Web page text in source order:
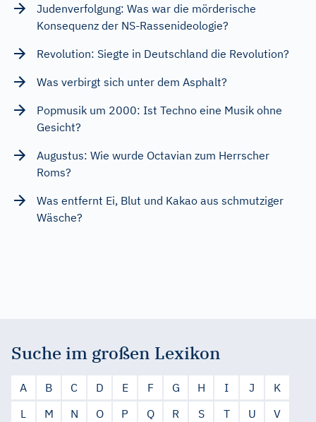
Judenverfolgung: Was war die mörderische
Konsequenz der NS-Rassenideologie?
Revolution: Siegte in Deutschland die Revolution?
Was verbirgt sich unter dem Asphalt?
Popmusik um 2000: Ist Techno eine Musik ohne
Gesicht?
Augustus: Wie wurde Octavian zum Herrscher
Roms?
Was entfernt Ei, Blut und Kakao aus schmutziger
Wäsche?
Suche im großen Lexikon
A B C D E F G H I J
K
L
M N O P Q R S T U
V